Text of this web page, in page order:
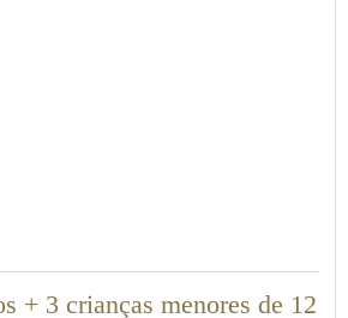
+ 3 crianças menores de 12